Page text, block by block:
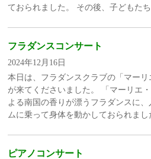
ておられました。 その後、子どもた
フラダンスコンサート
2024年12月16日
本日は、フラダンスクラブの「マー
が来てくださいました。 「マーリエ
よる南国の香りが漂うフラダンスに
ムに乗って身体を動かしておられま
ピアノコンサート